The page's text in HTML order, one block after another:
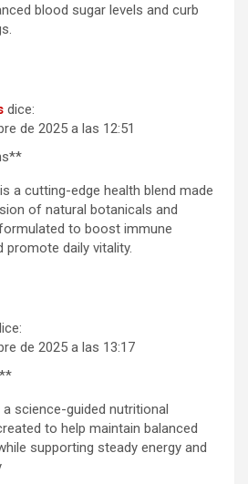
blood sugar levels and curb
dice:
de 2025 a las 12:51
a cutting-edge health blend made
of natural botanicals and
to boost immune
promote daily vitality.
de 2025 a las 13:17
science-guided nutritional
to help maintain balanced
supporting steady energy and